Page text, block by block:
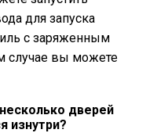
для запуска
с заряженным
случае вы можете
дверей
изнутри?